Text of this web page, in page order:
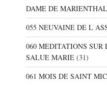
DAME DE MARIENTHAL
055 NEUVAINE DE L
060 MEDITATIONS SUR
SALUE MARIE(31)
061 MOIS DE SAINT